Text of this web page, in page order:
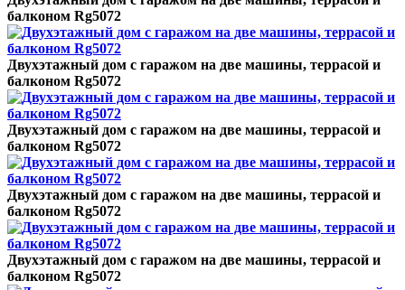
балконом Rg5072
Двухэтажный дом с гаражом на две машины, террасой и
балконом Rg5072
Двухэтажный дом с гаражом на две машины, террасой и
балконом Rg5072
Двухэтажный дом с гаражом на две машины, террасой и
балконом Rg5072
Двухэтажный дом с гаражом на две машины, террасой и
балконом Rg5072